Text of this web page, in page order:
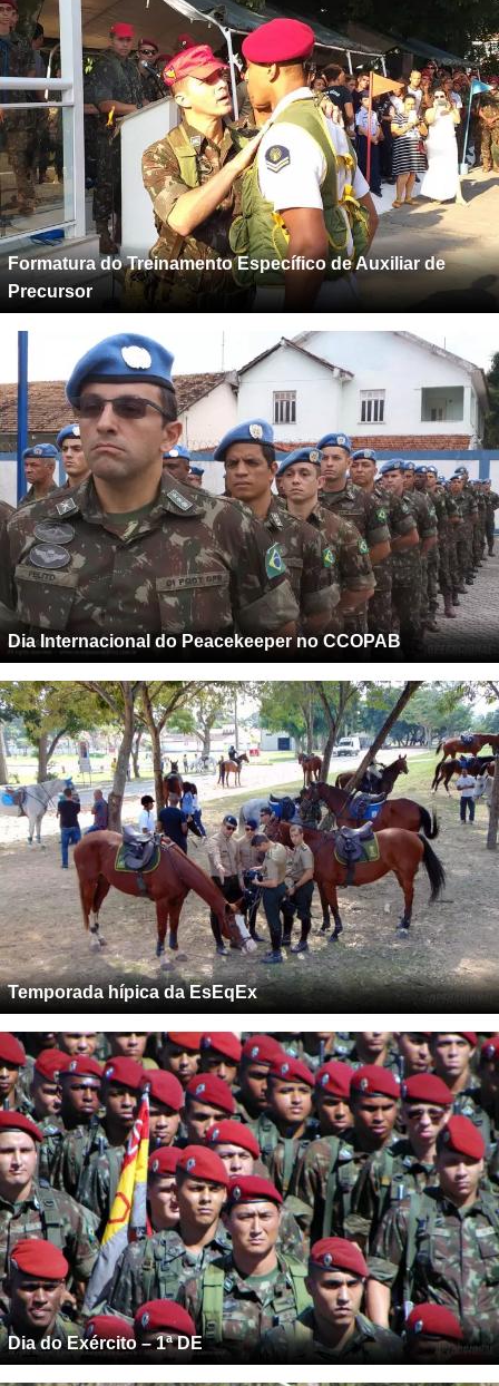
Formatura do Treinamento Específico de Auxiliar de
Precursor
Dia Internacional do Peacekeeper no CCOPAB
Temporada hípica da EsEqEx
Dia do Exército – 1ª DE